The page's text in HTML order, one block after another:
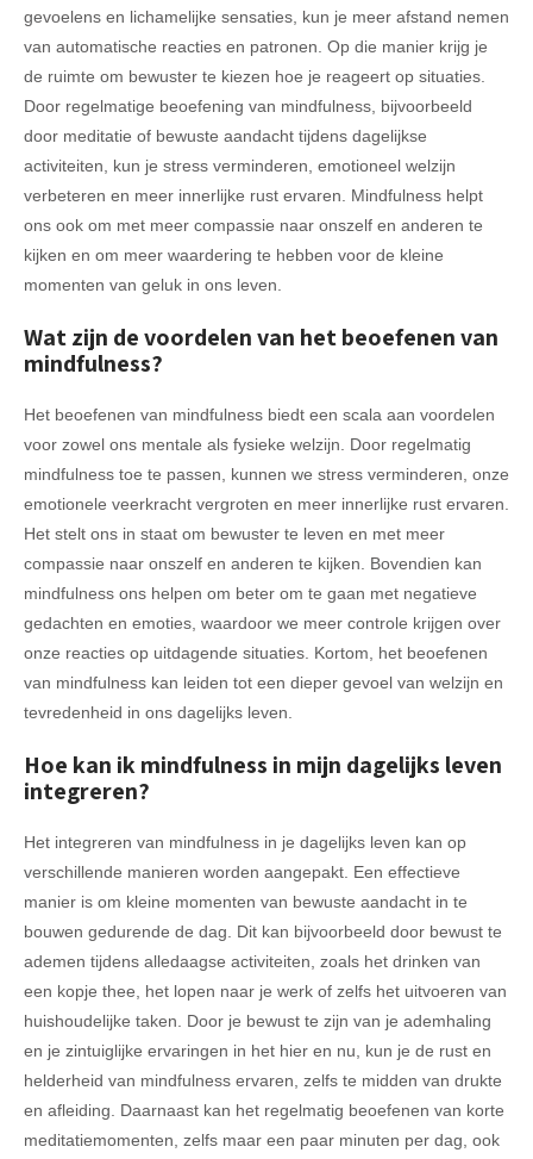
gevoelens en lichamelijke sensaties, kun je meer afstand nemen
van automatische reacties en patronen. Op die manier krijg je
de ruimte om bewuster te kiezen hoe je reageert op situaties.
Door regelmatige beoefening van mindfulness, bijvoorbeeld
door meditatie of bewuste aandacht tijdens dagelijkse
activiteiten, kun je stress verminderen, emotioneel welzijn
verbeteren en meer innerlijke rust ervaren. Mindfulness helpt
ons ook om met meer compassie naar onszelf en anderen te
kijken en om meer waardering te hebben voor de kleine
momenten van geluk in ons leven.
Wat zijn de voordelen van het beoefenen van
mindfulness?
Het beoefenen van mindfulness biedt een scala aan voordelen
voor zowel ons mentale als fysieke welzijn. Door regelmatig
mindfulness toe te passen, kunnen we stress verminderen, onze
emotionele veerkracht vergroten en meer innerlijke rust ervaren.
Het stelt ons in staat om bewuster te leven en met meer
compassie naar onszelf en anderen te kijken. Bovendien kan
mindfulness ons helpen om beter om te gaan met negatieve
gedachten en emoties, waardoor we meer controle krijgen over
onze reacties op uitdagende situaties. Kortom, het beoefenen
van mindfulness kan leiden tot een dieper gevoel van welzijn en
tevredenheid in ons dagelijks leven.
Hoe kan ik mindfulness in mijn dagelijks leven
integreren?
Het integreren van mindfulness in je dagelijks leven kan op
verschillende manieren worden aangepakt. Een effectieve
manier is om kleine momenten van bewuste aandacht in te
bouwen gedurende de dag. Dit kan bijvoorbeeld door bewust te
ademen tijdens alledaagse activiteiten, zoals het drinken van
een kopje thee, het lopen naar je werk of zelfs het uitvoeren van
huishoudelijke taken. Door je bewust te zijn van je ademhaling
en je zintuiglijke ervaringen in het hier en nu, kun je de rust en
helderheid van mindfulness ervaren, zelfs te midden van drukte
en afleiding. Daarnaast kan het regelmatig beoefenen van korte
meditatiemomenten, zelfs maar een paar minuten per dag, ook